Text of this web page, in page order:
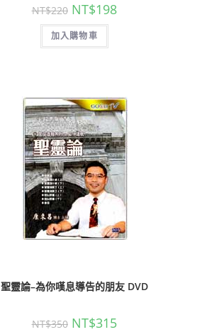
NT$220 NT$198
加入購物車
聖靈論–為你嘆息導告的朋友 DVD
NT$350 NT$315